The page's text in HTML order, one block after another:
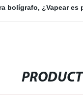
bolígrafo, ¿Vapear es